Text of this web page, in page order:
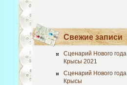
Свежие записи
Сценарий Нового года
Крысы 2021
Сценарий Нового года
Крысы